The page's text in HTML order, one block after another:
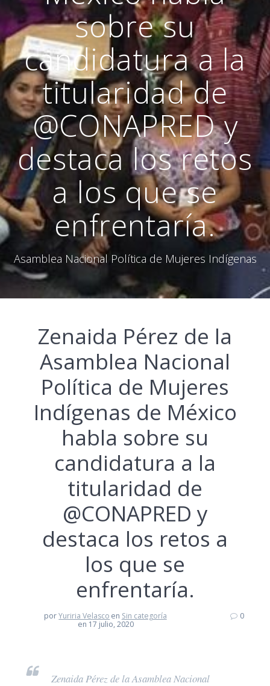
sobre su
candidatura a la
titularidad de
@CONAPRED y
destaca los retos
a los que se
enfrentaría.
Asamblea Nacional Política de Mujeres Indígenas
Zenaida Pérez de la
Asamblea Nacional
Política de Mujeres
Indígenas de México
habla sobre su
candidatura a la
titularidad de
@CONAPRED y
destaca los retos a
los que se
enfrentaría.
porYuriria Velasco en Sin categoría
en 17 julio, 2020
0
Zenaida Pérez de la Asamblea Nacional